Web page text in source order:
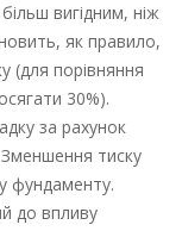
вигідним, ніж
як правило,
(для порівняння
30%).
за рахунок
тиску
фундаменту.
до впливу